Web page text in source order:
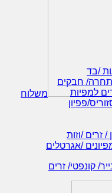
משלוח
/בד
תחרה/ חבקים
למפיות
פפיון
זרים /וזות
/אגרטלים
קונפטי/ זרים